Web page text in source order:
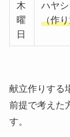
木
曜
日
ハヤ
（作
献立作りする
前提で考えた
す。